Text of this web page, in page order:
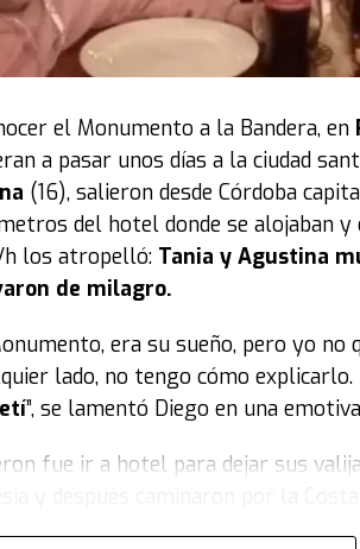
que mantuvo la detención, se
la escuela, “no hay ningún
previos a su muerte.
cuando nació su hijo, que el niño
la mujer, ahora acusada de
el Monumento a la Bandera, en
a pasar unos días a la ciudad
(16), salieron desde Córdoba
del hotel donde se alojaban y
h los atropelló: Tania y Agustina
de milagro.
era su sueño, pero yo no
lado, no tengo cómo
”, se lamentó Diego en una
fue ir a hotel para dejar sus